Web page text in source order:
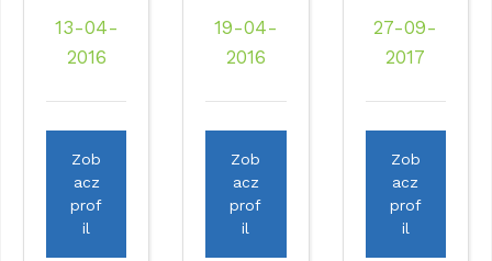
13-04-
2016
Zob
acz
prof
il
19-04-
2016
Zob
acz
prof
il
27-09-
2017
Zob
acz
prof
il